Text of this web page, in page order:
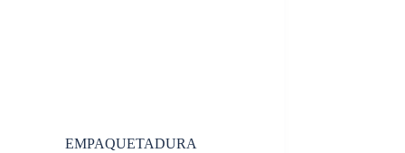
EMPAQUETADURA